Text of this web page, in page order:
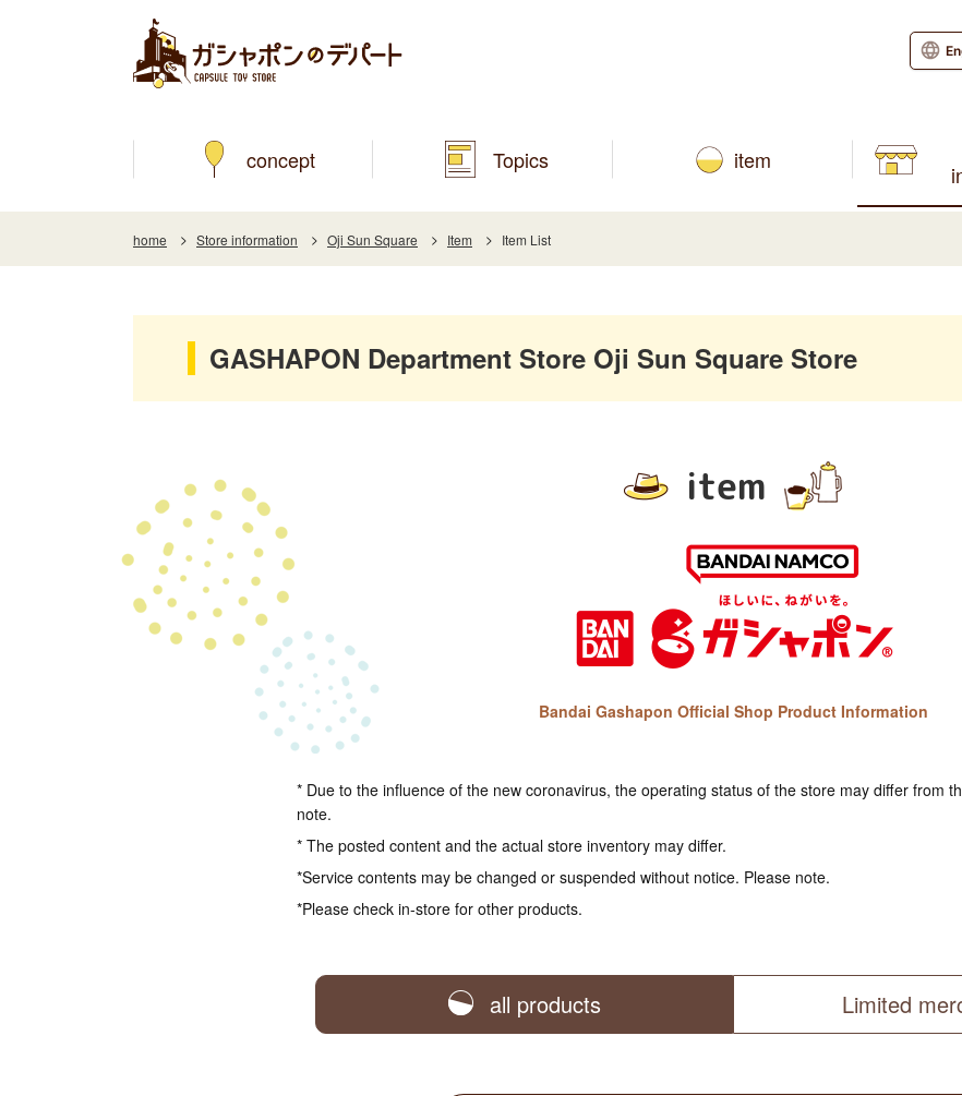
concept Topics item
home Store information Oji Sun Square Item Item List
GASHAPON Department Store Oji Sun Square Store
item
Bandai Gashapon Official Shop Product Information
* Due to the influence of the new coronavirus, the operating status of the store may differ from
note.
* The posted content and the actual store inventory may differ.
*Service contents may be changed or suspended without notice. Please note.
*Please check in-store for other products.
all products Limited